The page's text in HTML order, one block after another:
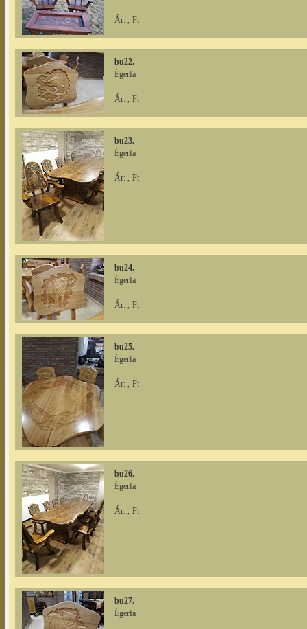
Ár: ,-Ft
bu22.
Égerfa
Ár: ,-Ft
bu23.
Égerfa
Ár: ,-Ft
bu24.
Égerfa
Ár: ,-Ft
bu25.
Égerfa
Ár: ,-Ft
bu26.
Égerfa
Ár: ,-Ft
bu27.
Égerfa